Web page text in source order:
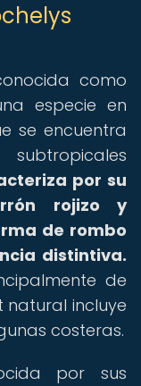
como
especie en
se encuentra
por su
rojizo y
de rombo
distintiva.
de
natural incluye
costeras.
por sus